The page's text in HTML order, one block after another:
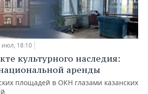
июл, 18:10
культурного наследия:
аренды
площадей в ОКН глазами казанских